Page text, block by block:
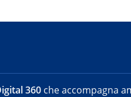
360 che accompagna